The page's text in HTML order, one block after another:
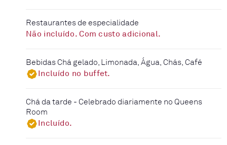
Restaurantes de especialidade
Não incluído. Com custo adicional.
Bebidas Chá gelado, Limonada, Água, Chás, Café
Incluído no buffet.
Chá da tarde - Celebrado diariamente no Queens
Room
Incluído.